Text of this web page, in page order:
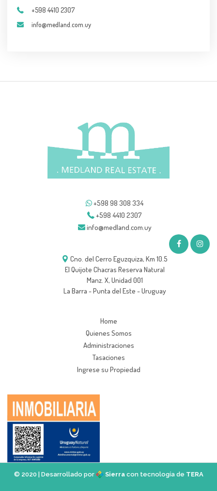
+598 4410 2307
info@medland.com.uy
+598 98 308 334
+598 4410 2307
info@medland.com.uy
Cno. del Cerro Eguzquiza, Km 10.5
El Quijote Chacras Reserva Natural
Manz. X, Unidad 001
La Barra - Punta del Este - Uruguay
Home
Quienes Somos
Administraciones
Tasaciones
Ingrese su Propiedad
© 2020 | Desarrollado por Sierra con tecnología de TERA